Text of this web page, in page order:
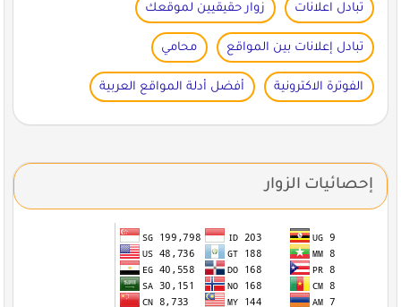
تبادل اعلانات زوار حقيقيين لموقعك
تبادل إعلانات بين المواقع محامي
الفوترة الاكترونية أفضل أدلة المواقع العربية
إحصائيات الزوار